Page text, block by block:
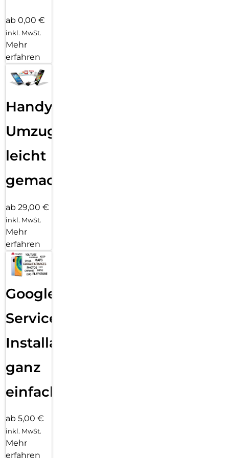
ab 0,00 €
inkl. MwSt.
Mehr
erfahren
Handy
Umzug
leicht
gemacht!
ab 29,00 €
inkl. MwSt.
Mehr
erfahren
Google
Services
Installation
ganz
einfach
ab 5,00 €
inkl. MwSt.
Mehr
erfahren